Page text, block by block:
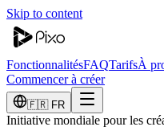
Skip to content
FonctionnalitésFAQTarifsÀ
Commencer à créer
🇫🇷 FR
Initiative mondiale pour les